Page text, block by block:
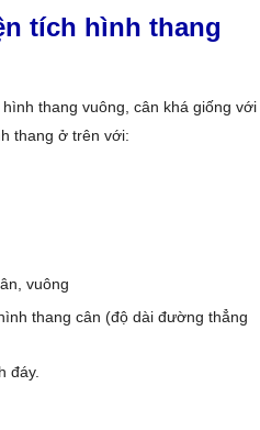
tích hình thang
thang vuông, cân khá giống với
thang ở trên với:
vuông
thang cân (độ dài đường thẳng
đáy.